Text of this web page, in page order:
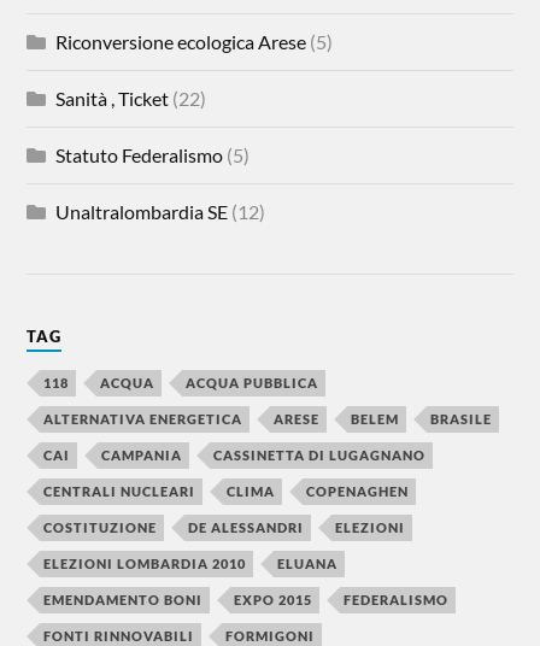
Riconversione ecologica Arese (5)
Sanità , Ticket (22)
Statuto Federalismo (5)
Unaltralombardia SE (12)
TAG
118 ACQUA ACQUA PUBBLICA
ALTERNATIVA ENERGETICA ARESE BELEM BRASILE
CAI CAMPANIA CASSINETTA DI LUGAGNANO
CENTRALI NUCLEARI CLIMA COPENAGHEN
COSTITUZIONE DE ALESSANDRI ELEZIONI
ELEZIONI LOMBARDIA 2010 ELUANA
EMENDAMENTO BONI EXPO 2015 FEDERALISMO
FONTI RINNOVABILI FORMIGONI